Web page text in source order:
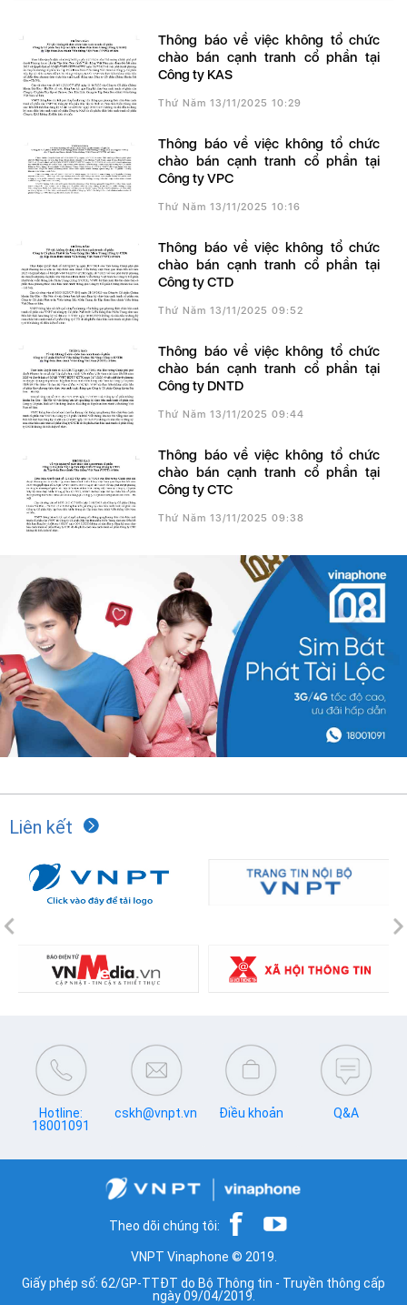
Thông báo về việc không tổ chức
chào bán cạnh tranh cổ phần tại
Công ty KAS
Thứ Năm 13/11/2025 10:29
Thông báo về việc không tổ chức
chào bán cạnh tranh cổ phần tại
Công ty VPC
Thứ Năm 13/11/2025 10:16
Thông báo về việc không tổ chức
chào bán cạnh tranh cổ phần tại
Công ty CTD
Thứ Năm 13/11/2025 09:52
Thông báo về việc không tổ chức
chào bán cạnh tranh cổ phần tại
Công ty DNTD
Thứ Năm 13/11/2025 09:44
Thông báo về việc không tổ chức
chào bán cạnh tranh cổ phần tại
Công ty CTC
Thứ Năm 13/11/2025 09:38
Liên kết
Previous
Hotline:
18001091
cskh@vnpt.vn Điều khoản Q&A
Theo dõi chúng tôi:
VNPT Vinaphone © 2019.
Giấy phép số: 62/GP-TTĐT do Bộ Thông tin - Truyền thông cấp
ngày 09/04/2019.